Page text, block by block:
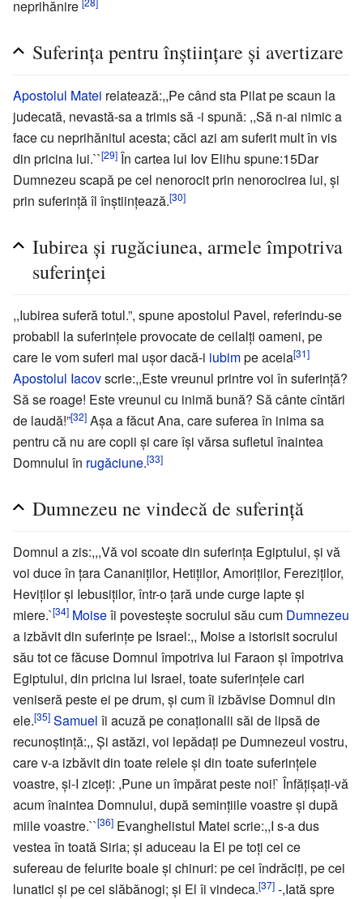
neprihănire
Suferinţa pentru înştiinţare şi avertizare
Apostolul Matei relatează:,,Pe când sta Pilat pe scaun la
judecată, nevastă-sa a trimis să -i spună: ,,Să n-ai nimic a
face cu neprihănitul acesta; căci azi am suferit mult în vis
din pricina lui.``[29] În cartea lui Iov Elihu spune:15Dar
Dumnezeu scapă pe cel nenorocit prin nenorocirea lui, şi
prin suferinţă îl înştiinţează.[30]
Iubirea şi rugăciunea, armele împotriva
suferinţei
,,Iubirea suferă totul.”, spune apostolul Pavel, referindu-se
probabil la suferinţele provocate de ceilalţi oameni, pe
care le vom suferi mai uşor dacă-i iubimpe aceia[31]
Apostolul Iacovscrie:,,Este vreunul printre voi în suferinţă?
Să se roage! Este vreunul cu inimă bună? Să cânte cîntări
de laudă!”[32] Aşa a făcut Ana, care suferea în inima sa
pentru că nu are copii şi care îşi vărsa sufletul înaintea
Domnului în rugăciune.[33]
Dumnezeu ne vindecă de suferinţă
Domnul a zis:,,,Vă voi scoate din suferinţa Egiptului, şi vă
voi duce în ţara Cananiţilor, Hetiţilor, Amoriţilor, Fereziţilor,
Heviţilor şi Iebusiţilor, într-o ţară unde curge lapte şi
miere.`[34] Moiseîi povesteşte socrului său cum Dumnezeu
a izbăvit din suferinţe pe Israel:,, Moise a istorisit socrului
său tot ce făcuse Domnul împotriva lui Faraon şi împotriva
Egiptului, din pricina lui Israel, toate suferinţele cari
veniseră peste ei pe drum, şi cum îi izbăvise Domnul din
ele.[35] Samuel îi acuză pe conaţionalii săi de lipsă de
recunoştinţă:,, Şi astăzi, voi lepădaţi pe Dumnezeul vostru,
care v-a izbăvit din toate relele şi din toate suferinţele
voastre, şi-I ziceţi: ,Pune un împărat peste noi!` Înfăţişaţi-vă
acum înaintea Domnului, după seminţiile voastre şi după
miile voastre.``[36] Evanghelistul Matei scrie:,,I s-a dus
vestea în toată Siria; şi aduceau la El pe toţi cei ce
sufereau de felurite boale şi chinuri: pe cei îndrăciţi, pe cei
lunatici şi pe cei slăbănogi; şi El îi vindeca.[37] -,Iată spre